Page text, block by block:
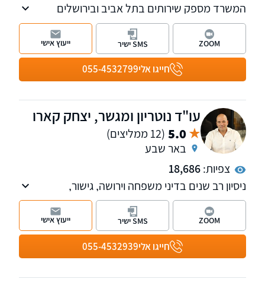
המשרד מספק שירותים בתל אביב ובירושלים
ועוסק במקרקעין, תביעות כספיות, משפט אזרחי
מסחרי, צוואות והסכמי יחסי ממון, הוצאה לפועל
ופשיטות רגל. בנוסף, המשרד
חייגו אלי055-4532799
ZOOM SMS ישיר ייעוץ אישי
עו"ד נוטריון ומגשר, יצחק קארו
5.0 (12 ממליצים)
באר שבע
צפיות:18,686
ניסיון רב שנים בדיני משפחה וירושה, גישור,
מקרקעין, משפט אזרחי-מסחרי וחדלות פירעון. מתן
פתרונות מקצועיים ואסטרטגיים המותאמים אישית
לכל לקוח תוך ליווי צמוד לאורך כל ההליך
המשפטי. סניפים בתל-אביב ובבאר-שבע, שירות
בכל רחבי הארץ.
חייגו אלי055-4532939
ZOOM SMS ישיר ייעוץ אישי